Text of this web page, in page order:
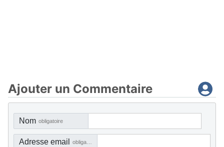
Ajouter un Commentaire
Nom obligatoire
Adresse email